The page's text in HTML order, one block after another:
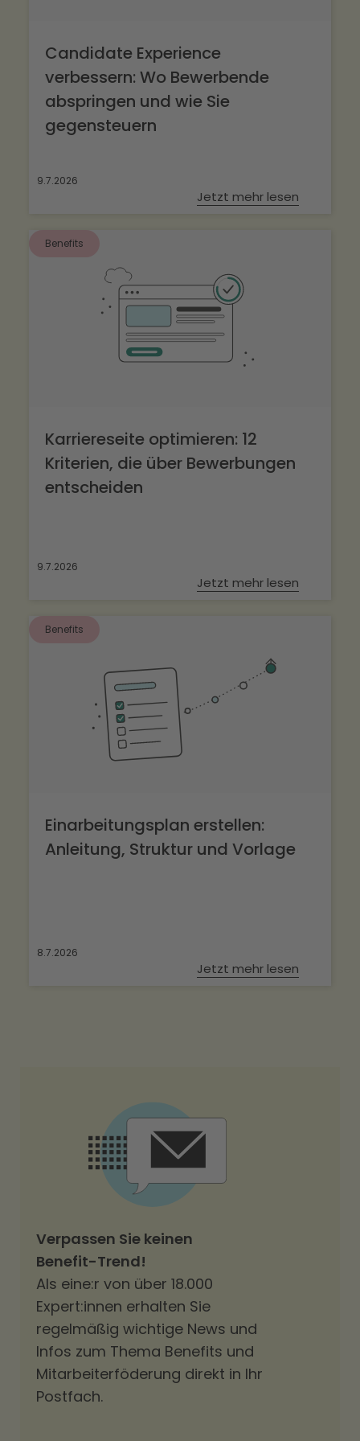
Candidate Experience
verbessern: Wo Bewerbende
abspringen und wie Sie
gegensteuern
9.7.2026
Jetzt mehr lesen
Benefits
Karriereseite optimieren: 12
Kriterien, die über Bewerbungen
entscheiden
9.7.2026
Jetzt mehr lesen
Benefits
Einarbeitungsplan erstellen:
Anleitung, Struktur und Vorlage
8.7.2026
Jetzt mehr lesen
Verpassen Sie keinen
Benefit-Trend!
Als eine:r von über 18.000
Expert:innen erhalten Sie
regelmäßig wichtige News und
Infos zum Thema Benefits und
Mitarbeiterföderung direkt in Ihr
Postfach.